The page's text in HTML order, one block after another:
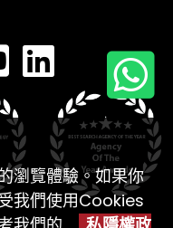
瀏覽體驗。如果你
我們使用Cookies